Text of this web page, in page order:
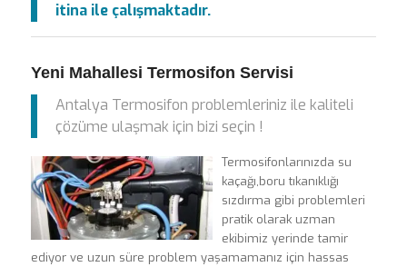
itina ile çalışmaktadır.
Yeni Mahallesi Termosifon Servisi
Antalya Termosifon problemleriniz ile kaliteli
çözüme ulaşmak için bizi seçin !
Termosifonlarınızda su
kaçağı,boru tıkanıklığı
sızdırma gibi problemleri
pratik olarak uzman
ekibimiz yerinde tamir
ediyor ve uzun süre problem yaşamamanız için hassas